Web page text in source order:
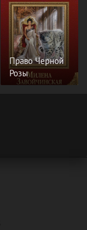
Право Черной
Розы